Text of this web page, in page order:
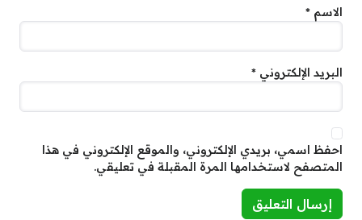
الاسم *
البريد الإلكتروني *
احفظ اسمي، بريدي الإلكتروني، والموقع الإلكتروني في هذا
المتصفح لاستخدامها المرة المقبلة في تعليقي.